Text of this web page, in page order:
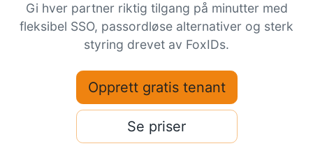
Gi hver partner riktig tilgang på minutter med
fleksibel SSO, passordløse alternativer og sterk
styring drevet av FoxIDs.
Opprett gratis tenant
Se priser